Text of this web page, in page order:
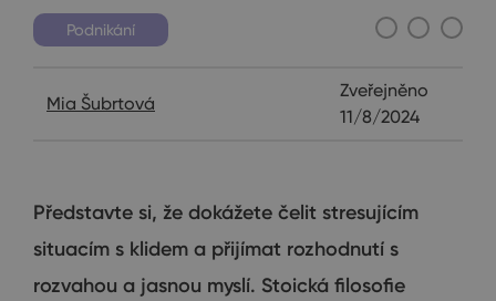
Podnikání
Mia Šubrtová
Zveřejněno
11/8/2024
Představte si, že dokážete čelit stresujícím
situacím s klidem a přijímat rozhodnutí s
rozvahou a jasnou myslí. Stoická filosofie